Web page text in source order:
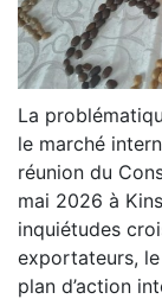
La
le marché
réunion du
mai 2026 à
inquiétudes
exportateurs,
plan d’action